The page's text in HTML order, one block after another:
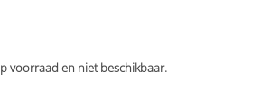
voorraad en niet beschikbaar.